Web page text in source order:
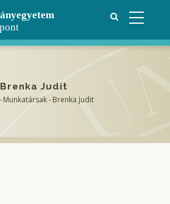
Brenka Judit
-Munkatársak-Brenka Judit